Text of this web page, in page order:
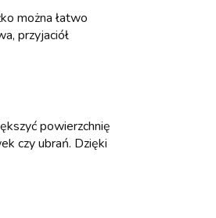
można łatwo
przyjaciół
powierzchnię
czy ubrań. Dzięki